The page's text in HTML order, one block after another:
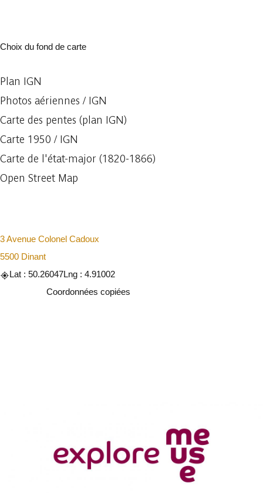
Choix du fond de carte
Plan IGN
Photos aériennes / IGN
Carte des pentes (plan IGN)
Carte 1950 / IGN
Carte de l'état-major (1820-1866)
Open Street Map
3 Avenue Colonel Cadoux
5500 Dinant
Lat : 50.26047Lng : 4.91002
Coordonnées copiées